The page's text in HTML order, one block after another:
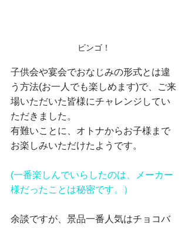
ビンゴ！
子供会や宴会でおなじみの形式とは違
う方法(お一人でも楽しめます)で、ご来
場いただいた皆様にチャレンジしてい
ただきました。
有難いことに、オトナからお子様まで
お楽しみいただけたようです。
(一番楽しんでいらしたのは、メーカー
様だったことは秘密です。）
余談ですが、景品一番人気はチョコバ